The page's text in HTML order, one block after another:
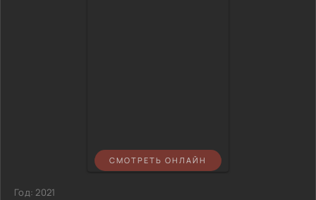
СМОТРЕТЬ ОНЛАЙН
Год:2021